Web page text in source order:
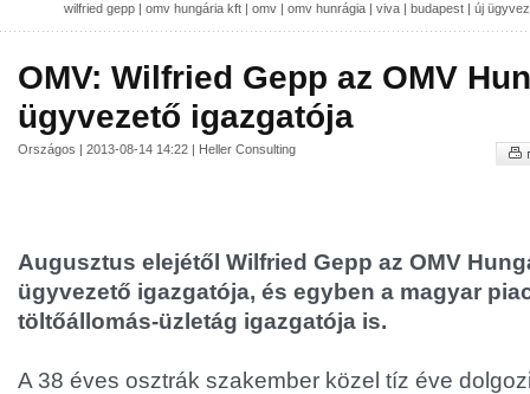
wilfried gepp | omv hungária kft | omv | omv hunrágia | viva | budapest | új
OMV: Wilfried Gepp az OMV
ügyvezető igazgatója
Országos | 2013-08-14 14:22 | Heller Consulting
Augusztus elejétől Wilfried Gepp az OMV
ügyvezető igazgatója, és egyben a magyar
töltőállomás-üzletág igazgatója is.
A 38 éves osztrák szakember közel tíz éve